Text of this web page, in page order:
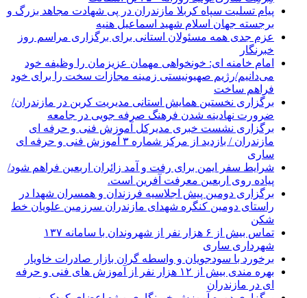
پیام تسلیت سپاه کربلا مازندران در پی شهادت مجاهد بزرگ و
برجسته جهان اسلام شهید اسماعیل هنیه
عزم جدی همه مسئولان استانی برای برگزاری مراسم روز
خبرنگار
امام خامنه ای: خونخواهی مهمان عزیزمان را وظیفه خود
می‌دانیم/رژیم صهیونیستی زمینه مجازات سخت را برای خود
فراهم ساخت
برگزاری نخستین همایش استانی مدیریت کربن در مازندران/
ضرورت نهادینه شدن فرهنگ صرفه جویی در جامعه
برگزاری نشست خبری مدیرکل آموزش فنی و حرفه ای
مازندران / بازدید از مرکز شماره ۳ آموزش فنی و حرفه ای
ساری
شرایط سفر ایمن برای رفت و آمد زائران اربعین فراهم شود/
پیاده روی اربعین معرفت آفرین است.
برگزاری دومین پیش اجلاسیه فرزندان و همسران شهدا در
راستای دومین کنگره شهدای مازندران سرزمین علویان خط
شکن
تماس بیش از ۶ هزار نفر از شهروندان با سامانه ۱۳۷
شهرداری ساری
برخورد با سودجویان و واسطه گران بازار صادرات خاویار
بهره مندی بیش از ۱۲ هزار نفر از آموزش های فنی و حرفه
ای در مازندران